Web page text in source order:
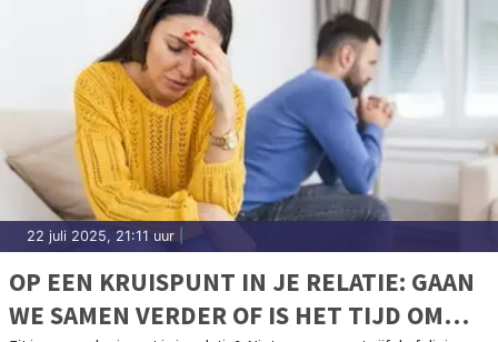
22 juli 2025, 21:11 uur
OP EEN KRUISPUNT IN JE RELATIE: GAAN
WE SAMEN VERDER OF IS HET TIJD OM